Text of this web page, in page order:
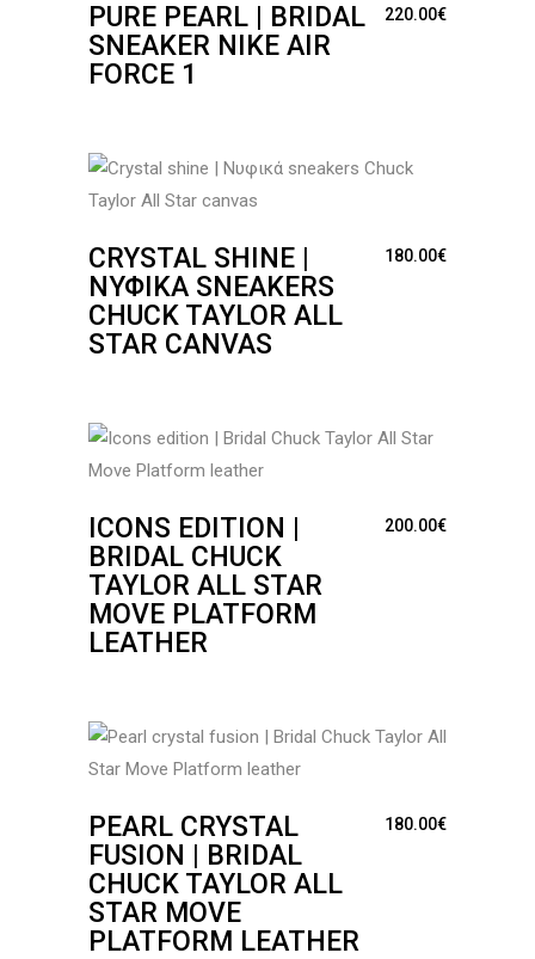
PURE PEARL | BRIDAL
SNEAKER NIKE AIR
FORCE 1
220.00€
CRYSTAL SHINE |
ΝΥΦΙΚΆ SNEAKERS
CHUCK TAYLOR ALL
STAR CANVAS
180.00€
ICONS EDITION |
BRIDAL CHUCK
TAYLOR ALL STAR
MOVE PLATFORM
LEATHER
200.00€
PEARL CRYSTAL
FUSION | BRIDAL
CHUCK TAYLOR ALL
STAR MOVE
PLATFORM LEATHER
180.00€